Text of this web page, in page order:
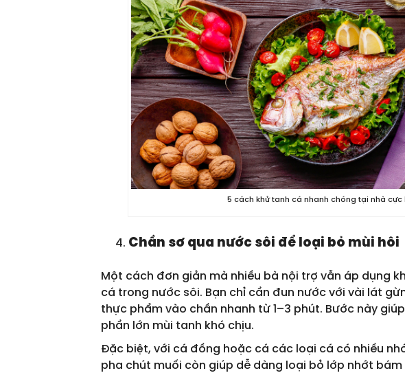
5 cách khử tanh cá nhanh chóng tại nhà cực
Chần sơ qua nước sôi để loại bỏ mùi hôi
Một cách đơn giản mà nhiều bà nội trợ vẫn áp dụng
cá trong nước sôi. Bạn chỉ cần đun nước với vài lát
thực phẩm vào chần nhanh từ 1–3 phút. Bước này
phần lớn mùi tanh khó chịu.
Đặc biệt, với cá đồng hoặc cá các loại cá có nhiều
pha chút muối còn giúp dễ dàng loại bỏ lớp nhớt